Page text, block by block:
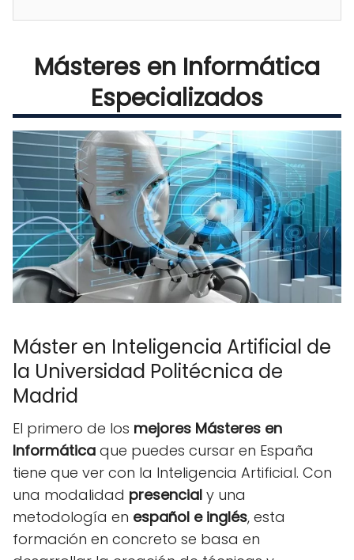
Másteres en Informática
Especializados
Máster en Inteligencia Artificial de
la Universidad Politécnica de
Madrid
El primero de los mejores Másteres en
Informática que puedes cursar en España
tiene que ver con la Inteligencia Artificial. Con
una modalidad presencial y una
metodología en español e inglés, esta
formación en concreto se basa en